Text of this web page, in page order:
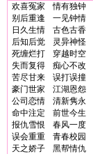
欢喜冤家 情有独钟
别后重逢
一见钟情
日久生情
古色古香
后知后觉
灵异神怪
死缠烂打
穿越时空
失而复得
痴心不改
苦尽甘来
误打误撞
豪门世家
江湖恩怨
公司恋情
清新隽永
命中注定
前世今生
报仇雪恨
春风一度
误会重重
青春校园
天之娇子
黑帮情仇